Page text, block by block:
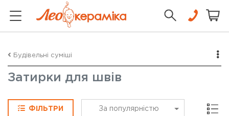
Будівельні суміші
Затирки для швів
ФІЛЬТРИ За популярністю Сітка